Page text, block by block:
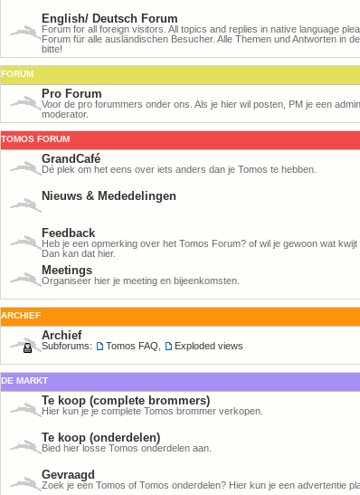
English/ Deutsch Forum
Forum for all foreign visitors. All topics and replies in native language
Forum für alle ausländischen Besucher. Alle Themen und Antworten in
bitte!
FORUM
Pro Forum
Voor de pro forummers onder ons. Als je hier wil posten, PM je een
moderator.
TOMOS FORUM
GrandCafé
Dé plek om het eens over iets anders dan je Tomos te hebben.
Nieuws & Mededelingen
Feedback
Heb je een opmerking over het Tomos Forum? of wil je gewoon wat kwijt
Dan kan dat hier.
Meetings
Organiseer hier je meeting en bijeenkomsten.
ARCHIEF
Archief
Subforums: Tomos FAQ Exploded views
DE MARKT
Te koop (complete brommers)
Hier kun je je complete Tomos brommer verkopen.
Te koop (onderdelen)
Bied hier losse Tomos onderdelen aan.
Gevraagd
Zoek je een Tomos of Tomos onderdelen? Hier kun je een advertentie